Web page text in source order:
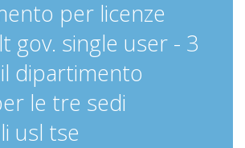
per licenze
gov. single user - 3
dipartimento
le tre sedi
usl tse